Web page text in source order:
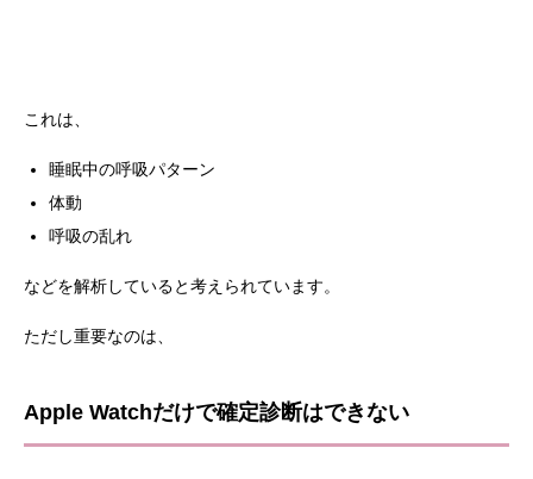
これは、
睡眠中の呼吸パターン
体動
呼吸の乱れ
などを解析していると考えられています。
ただし重要なのは、
Apple Watchだけで確定診断はできない